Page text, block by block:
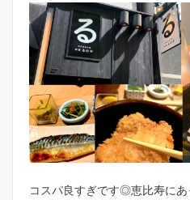
コスパ良すぎです◎恵比寿にあ